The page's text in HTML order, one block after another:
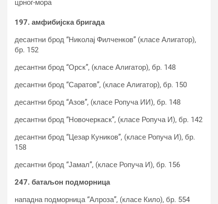
197. амфибијска бригада
десантни брод “Николај Филченков” (класе Алигатор),
бр. 152
десантни брод “Орск”, (класе Алигатор), бр. 148
десантни брод “Саратов”, (класе Алигатор), бр. 150
десантни брод “Азов”, (класе Ропуча ИИ), бр. 148
десантни брод “Новочеркаск”, (класе Ропуча И), бр. 142
десантни брод “Цезар Куников”, (класе Ропуча И), бр.
158
десантни брод “Јамал”, (класе Ропуча И), бр. 156
247. батаљон подморница
нападна подморница “Алроза”, (класе Кило), бр. 554